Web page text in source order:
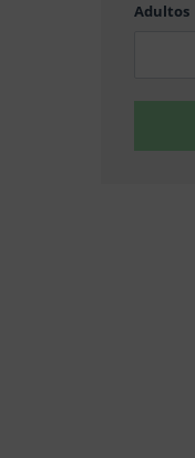
Adultos